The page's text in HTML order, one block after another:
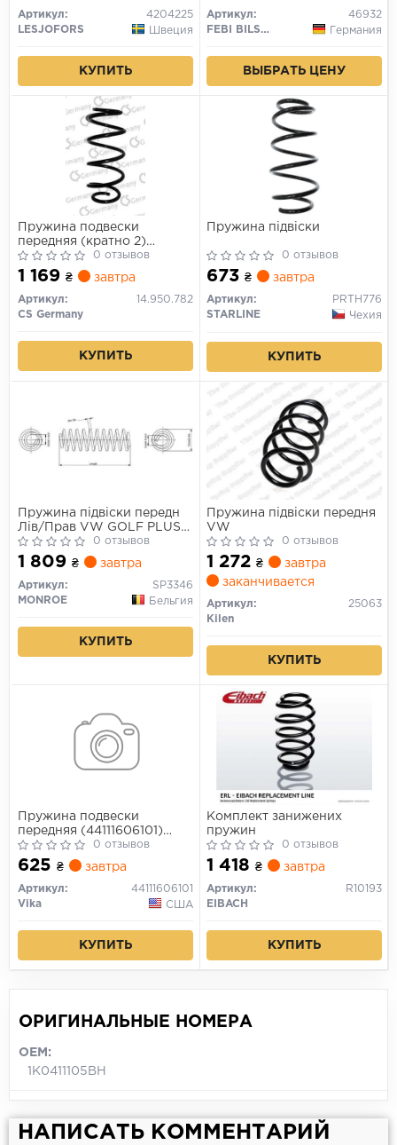
Артикул:
4204225
LESJOFORS
Швеция
КУПИТЬ
Артикул:
46932
FEBI BILSTEIN
Германия
ВЫБРАТЬ ЦЕНУ
Пружина подвески
передняя (кратно 2)
(12.3mm L=350) VW Golf
V/Octavia/Touran 1.4
0 отзывов
1 169 ₴ завтра
Артикул:
14.950.782
CS Germany
КУПИТЬ
Пружина підвіски
0 отзывов
673 ₴ завтра
Артикул:
PRTH776
STARLINE
Чехия
КУПИТЬ
Пружина підвіски передн
Лів/Прав VW GOLF PLUS
V, TOURAN 1.2-2.0D 02.03-
05.15
0 отзывов
1 809 ₴ завтра
Артикул:
SP3346
MONROE
Бельгия
КУПИТЬ
Пружина підвіски передня
VW
0 отзывов
1 272 ₴
завтра
заканчивается
Артикул:
25063
Kilen
КУПИТЬ
Пружина подвески
передняя (44111606101)
VIKA
0 отзывов
625 ₴ завтра
Артикул:
44111606101
Vika
США
КУПИТЬ
Комплект занижених
пружин
0 отзывов
1 418 ₴ завтра
Артикул:
R10193
EIBACH
КУПИТЬ
ОРИГИНАЛЬНЫЕ НОМЕРА
OEM:
1K0411105BH
НАПИСАТЬ КОММЕНТАРИЙ